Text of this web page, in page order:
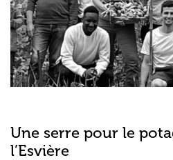
Une serre pour le
l’Esvière